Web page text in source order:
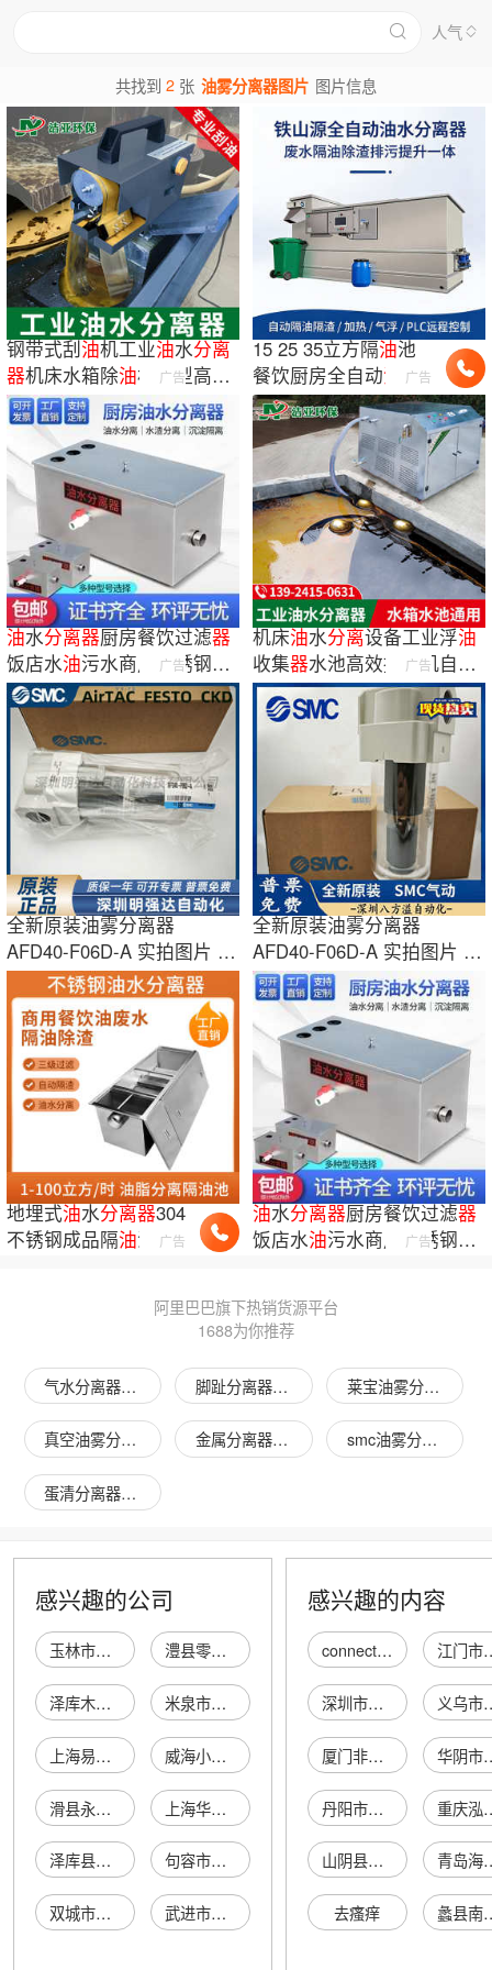
人气
共找到2 张 油雾分离器图片 图片信息
钢带式刮油机工业油水分离
器机床水箱除油机小型高效
浮油回收机
广告
15 25 35立方隔油池
餐饮厨房全自动油
水
分离器隔油提升设备
广告
油水分离器厨房餐饮过滤器
饭店水油污水商用不锈钢隔
油池过滤除油
广告
机床油水分离设备工业浮油
收集器水池高效捞 油机自动
排水分离器
广告
全新原装油雾分离器
AFD40-F06D-A 实拍图片 货
期准时
全新原装油雾分离器
AFD40-F06D-A 实拍图片 货
期准时
地埋式油水分离器304
不锈钢成品隔油池YS-
广告
油水分离器厨房餐饮过滤器
饭店水油污水商用不锈钢隔
广告
阿里巴巴旗下热销货源平台
1688为你推荐
气水分离器图片 脚趾分离器图片 莱宝油雾分离器图片
真空油雾分离器图片 金属分离器图片 smc油雾分离器图片
蛋清分离器图片
感兴趣的公司
玉林市天门柴油机油水气分离器厂 澧县零染油烟分离器加工厂
泽库木制奶油分离器店 米泉市油水分离器厂
上海易通油水分离器厂 威海小河清流分离器厂
滑县永军农机配件分离器厂 上海华焊电磁分离器厂
泽库县木制奶油分离器厂 句容市行香油水分离器厂
双城市宏新油水分离器经销部 武进市孟河空气分离器厂
感兴趣的内容
connectionStrings 江门市新会
深圳市南山区赛丽雅依坊服饰商行 义乌市
厦门非零科技有限公司 华阴市兜
丹阳市开发区大自然浴室 重庆泓
山阴县增斌土产日杂店 青岛海润源
去瘙痒 蠡县南